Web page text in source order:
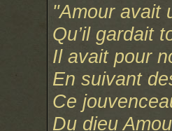
"Amour avait
Qu’il gardait
Il avait pour
En suivant
Ce
Du dieu